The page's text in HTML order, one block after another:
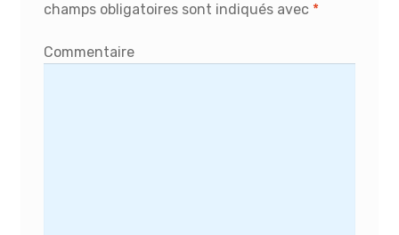
champs obligatoires sont indiqués avec *
Commentaire